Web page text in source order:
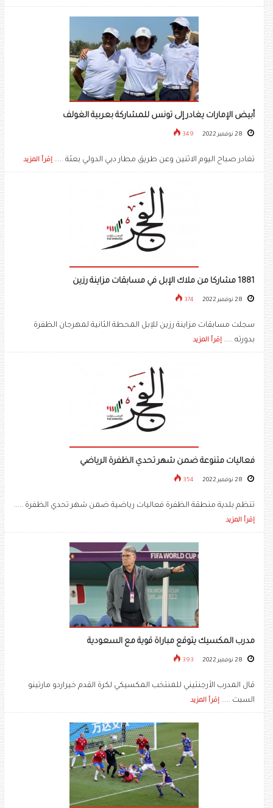
أبيض الإمارات يغادر إلى تونس للمشاركة بعربية الغولف
349
تغادر صباح اليوم الاثنين وعن طريق مطار دبي الدولي بعثة ..... إقرأ المزيد
1881 مشاركا من ملاك الإبل في مسابقات مزاينة رزين
374
سجلت مسابقات مزاينة رزين للإبل المحطة الثانية لمهرجان الظفرة
بدورته ..... إقرأ المزيد
فعاليات متنوعة ضمن شهر تحدي الظفرة الرياضي
354
تنظم بلدية منطقة الظفرة فعاليات رياضية ضمن شهر تحدي الظفرة .....
إقرأ المزيد
مدرب المكسيك يتوقع مباراة قوية مع السعودية
393
قال المدرب الأرجنتيني للمنتخب المكسيكي لكرة القدم خيراردو مارتينو
السبت ..... إقرأ المزيد